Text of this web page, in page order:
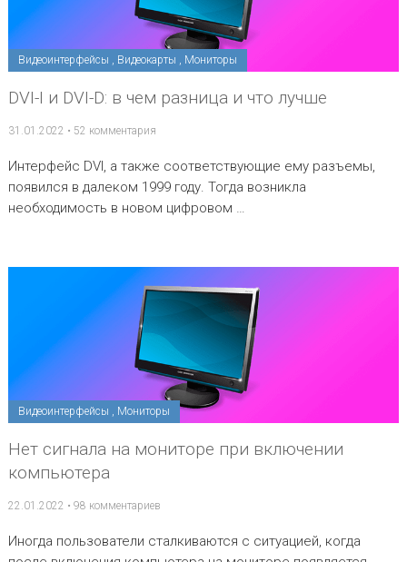
DVI-I и DVI-D: в чем разница и что лучше
Видеоинтерфейсы Видеокарты Мониторы
31.01.2022 • 52 комментария
Интерфейс DVI, а также соответствующие ему разъемы,
появился в далеком 1999 году. Тогда возникла
необходимость в новом цифровом …
Нет сигнала на мониторе при включении
компьютера
Видеоинтерфейсы , Мониторы
22.01.2022 • 98 комментариев
Иногда пользователи сталкиваются с ситуацией, когда